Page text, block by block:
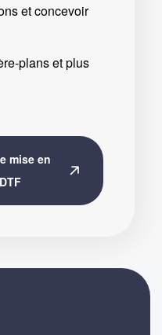
et concevoir
plans et plus
mise en